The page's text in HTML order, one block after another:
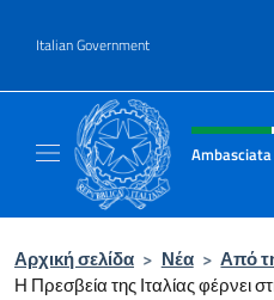
Italian Government
Header, social
Αρχική σελίδα > Νέα > Από
Η Πρεσβεία της Ιταλίας φέρνει